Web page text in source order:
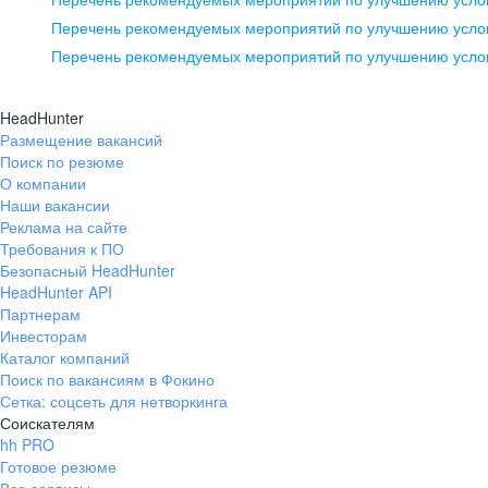
pr@ural.hh.ru
помещение 21
+7 383 207-94-64
pr@nsk.hh.ru
Перечень рекомендуемых мероприятий по улучшению
Перечень рекомендуемых мероприятий по улучшению
HeadHunter
Размещение вакансий
Поиск по резюме
О компании
Наши вакансии
Реклама на сайте
Требования к ПО
Безопасный HeadHunter
HeadHunter API
Партнерам
Инвесторам
Каталог компаний
Поиск по вакансиям в Фокино
Сетка: соцсеть для нетворкинга
Соискателям
hh PRO
Готовое резюме